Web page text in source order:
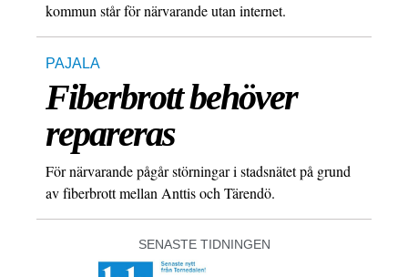
kommun står för närvarande utan internet.
PAJALA
Fiberbrott behöver
repareras
För närvarande pågår störningar i stadsnätet på grund
av fiberbrott mellan Anttis och Tärendö.
SENASTE TIDNINGEN